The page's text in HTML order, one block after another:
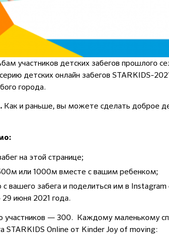
участников детских забегов прошлого
детских онлайн забегов STARKIDS-
города.
Как и раньше, вы можете сделать доброе
на этой странице;
или 1000м вместе с вашим ребенком;
вашего забега и поделиться им в
июня 2021 года.
участников — 300. Каждому маленькому
STARKIDS Online от Kinder Joy of moving: